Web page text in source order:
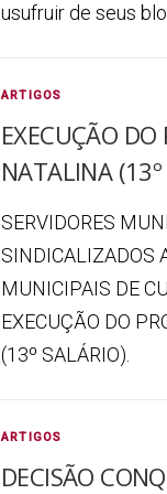
usufruir de seus
ARTIGOS
EXECUÇÃO DO
NATALINA (13º
SERVIDORES
SINDICALIZADOS
MUNICIPAIS DE
EXECUÇÃO DO
(13º SALÁRIO).
ARTIGOS
DECISÃO